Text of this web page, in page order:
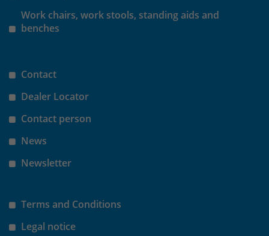
Work chairs, work stools, standing aids and
benches
Contact
Dealer Locator
Contact person
News
Newsletter
Terms and Conditions
Legal notice